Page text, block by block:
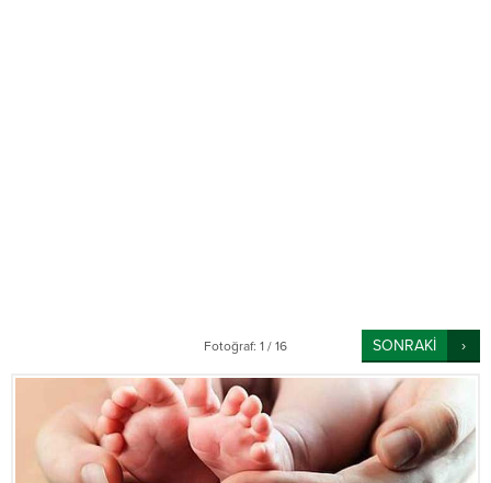
Fotoğraf: 1 / 16 SONRAKİ